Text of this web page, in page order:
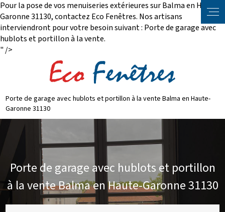
Pour la pose de vos menuiseries extérieures sur Balma en Haute-
Garonne 31130, contactez Eco Fenêtres. Nos artisans
interviendront pour votre besoin suivant : Porte de garage avec
hublots et portillon à la vente.
" />
Porte de garage avec hublots et portillon à la vente Balma en Haute-
Garonne 31130
Porte de garage avec hublots et portillon
à la vente Balma en Haute-Garonne 31130
Panneau de gestion des cookies